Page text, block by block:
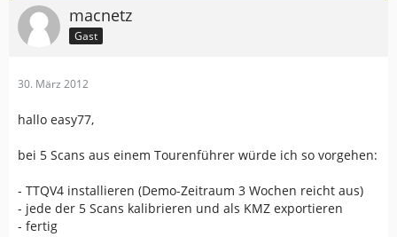
macnetz
Gast
30. März 2012
hallo easy77,
bei 5 Scans aus einem Tourenführer würde ich so vorgehen:
- TTQV4 installieren (Demo-Zeitraum 3 Wochen reicht aus)
- jede der 5 Scans kalibrieren und als KMZ exportieren
- fertig